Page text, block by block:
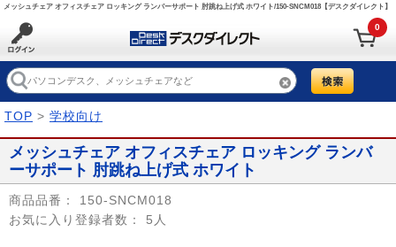
メッシュチェア オフィスチェア ロッキング ランバーサポート 肘跳ね上げ式 ホワイト/150-SNCM018【デスクダイレクト】
0
TOP > 学校向け
メッシュチェア オフィスチェア ロッキング ランバ
ーサポート 肘跳ね上げ式 ホワイト
商品品番：
150-SNCM018
お気に入り登録者数：
5人